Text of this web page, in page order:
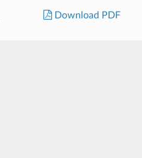
Download PDF